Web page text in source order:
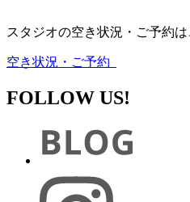
スタジオの空き状況・ご予約は
空き状況・ご予約
FOLLOW US!